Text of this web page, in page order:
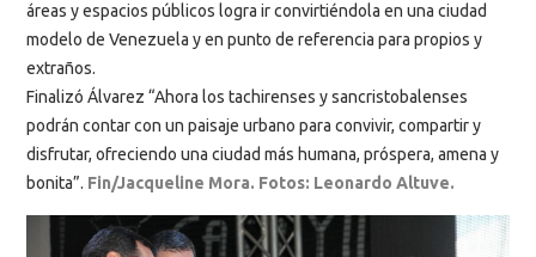
áreas y espacios públicos logra ir convirtiéndola en una ciudad
modelo de Venezuela y en punto de referencia para propios y
extraños.
Finalizó Álvarez “Ahora los tachirenses y sancristobalenses
podrán contar con un paisaje urbano para convivir, compartir y
disfrutar, ofreciendo una ciudad más humana, próspera, amena y
bonita”. Fin/Jacqueline Mora. Fotos: Leonardo Altuve.